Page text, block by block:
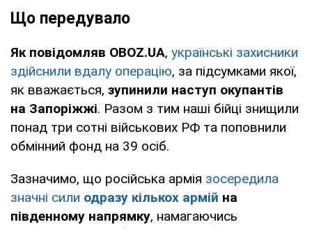
Що передувало
Як повідомляв OBOZ.UA, українські захисники
здійснили вдалу операцію, за підсумками якої,
як вважається, зупинили наступ окупантів
на Запоріжжі. Разом з тим наші бійці знищили
понад три сотні військових РФ та поповнили
обмінний фонд на 39 осіб.
Зазначимо, що російська армія зосередила
значні сили одразу кількох армій на
південному напрямку, намагаючись